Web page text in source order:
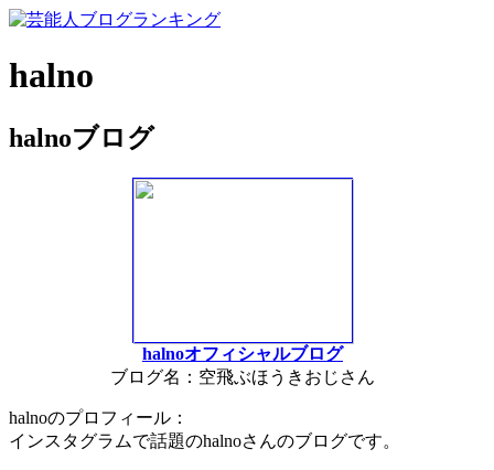
halno
halnoブログ
halnoオフィシャルブログ
ブログ名：空飛ぶほうきおじさん
halnoのプロフィール：
インスタグラムで話題のhalnoさんのブログです。